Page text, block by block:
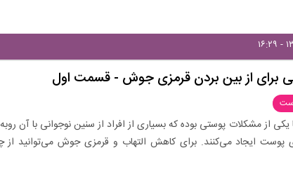
برای از بین بردن قرمزی جوش - قسمت اول
از مشکلات پوستی بوده که بسیاری از افراد از سنین نوجوانی با آن
پوست ایجاد می‌کنند. برای کاهش التهاب و قرمزی جوش می‌توانید از